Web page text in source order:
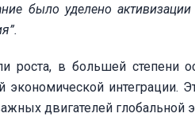
было уделено активизации
роста, в большей степени
интеграции.
двигателей